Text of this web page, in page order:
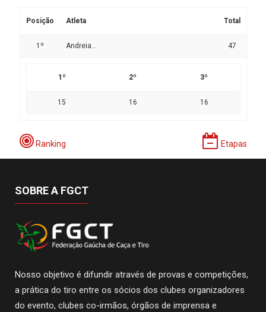
Posição Atleta Total
1º Andreia... 47
1º 2º 3º
15 16 16
Ranking Etapas
SOBRE A FGCT
Nosso objetivo é difundir através de provas e competições,
a prática do tiro entre os sócios dos clubes organizadores
do evento, clubes co-irmãos, órgãos de imprensa e